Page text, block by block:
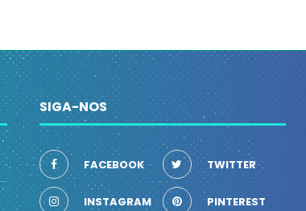
SIGA-NOS
FACEBOOK TWITTER
INSTAGRAM PINTEREST